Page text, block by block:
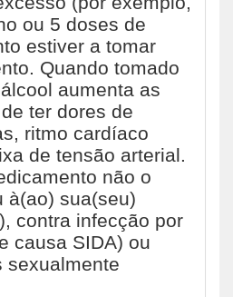
ou 5 doses de
estiver a tomar
Quando tomado
aumenta as
ter dores de
ritmo cardíaco
de tensão arterial.
não o
à(ao) sua(seu)
contra infecção por
causa SIDA) ou
sexualmente